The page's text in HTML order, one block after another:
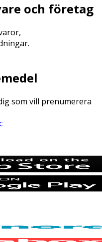
och företag
som vill prenumerera